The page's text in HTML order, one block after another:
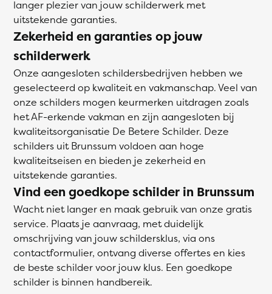
langer plezier van jouw schilderwerk met
uitstekende garanties.
Zekerheid en garanties op jouw
schilderwerk
Onze aangesloten schildersbedrijven hebben we
geselecteerd op kwaliteit en vakmanschap. Veel van
onze schilders mogen keurmerken uitdragen zoals
het AF-erkende vakman en zijn aangesloten bij
kwaliteitsorganisatie De Betere Schilder. Deze
schilders uit Brunssum voldoen aan hoge
kwaliteitseisen en bieden je zekerheid en
uitstekende garanties.
Vind een goedkope schilder in Brunssum
Wacht niet langer en maak gebruik van onze gratis
service. Plaats je aanvraag, met duidelijk
omschrijving van jouw schildersklus, via ons
contactformulier, ontvang diverse offertes en kies
de beste schilder voor jouw klus. Een goedkope
schilder is binnen handbereik.